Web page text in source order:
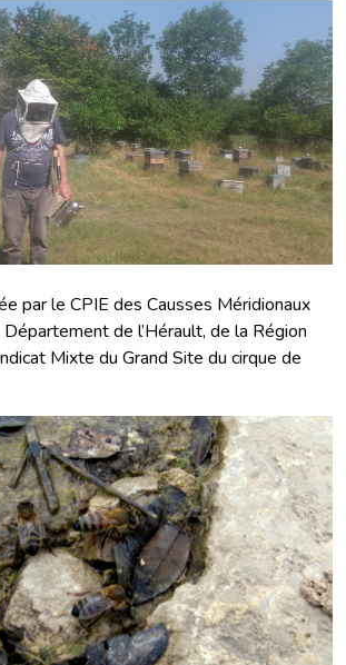
par le CPIE des Causses Méridionaux
de l’Hérault, de la Région
Mixte du Grand Site du cirque de